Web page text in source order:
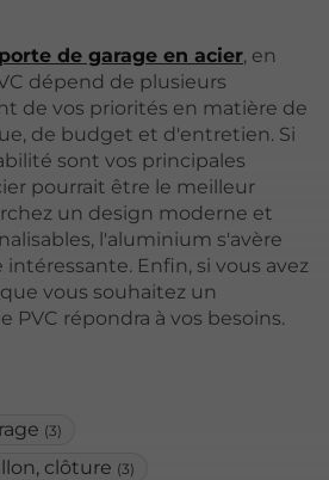
(3)
clôture (3)
porte de garage en acier, en
dépend de plusieurs
de vos priorités en matière de
de budget et d'entretien. Si
sont vos principales
pourrait être le meilleur
un design moderne et
l'aluminium s'avère
Enfin, si vous avez
vous souhaitez un
PVC répondra à vos besoins.